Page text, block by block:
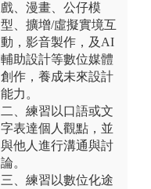
戲、漫畫、公仔模
型、擴增/虛擬實境互
動，影音製作，及AI
輔助設計等數位媒體
創作，養成未來設計
能力。
二、練習以口語或文
字表達個人觀點，並
與他人進行溝通與討
論。
三、練習以數位化途